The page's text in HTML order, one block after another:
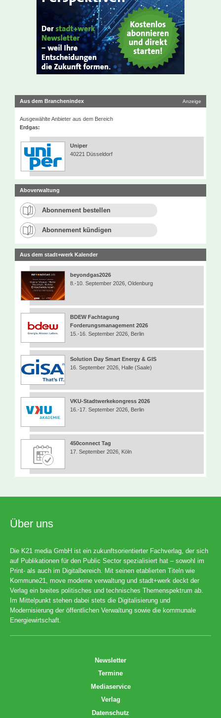
Aus dem Branchenindex Anzeige
Ausgewählte Anbieter aus dem Bereich
Erdgas:
Uniper
40221 Düsseldorf
Aboverwaltung
Abonnement bestellen
Abonnement kündigen
Aus dem stadt+werk Kalender
beyondgas2026
8.-10. September 2026, Oldenburg
BDEW Fachtagung
Forderungsmanagement 2026
15.-16. September 2026, Berlin
Solution Day Smart Energy & GIS
16. September 2026, Halle (Saale)
VKU-Stadtwerkekongress 2026
16.-17. September 2026, Berlin
450connect Tag
17. September 2026, Köln
Über uns
Die K21 media GmbH ist ein zukunftsorientierter Fachverlag, der sich
auf Publikationen für den Public Sector spezialisiert hat – sowohl im
Print- als auch im Digitalbereich. Mit seinen etablierten Titeln wie
Kommune21, move moderne verwaltung und stadt+werk deckt der
Verlag ein breites politisches und technisches Themenspektrum ab.
Im Mittelpunkt stehen dabei stets die Digitalisierung und
Modernisierung der öffentlichen Verwaltung sowie die kommunale
Energiewirtschaft.
Newsletter
Termine
Mediaservice
Verlag
Datenschutz